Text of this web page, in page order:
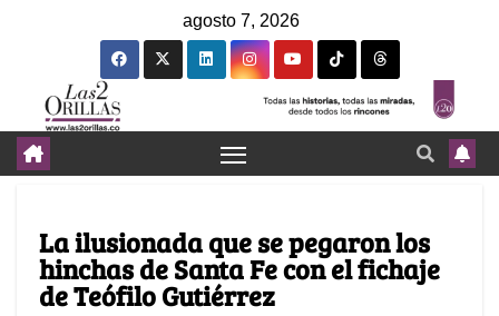
agosto 7, 2026
La ilusionada que se pegaron los
hinchas de Santa Fe con el fichaje
de Teófilo Gutiérrez